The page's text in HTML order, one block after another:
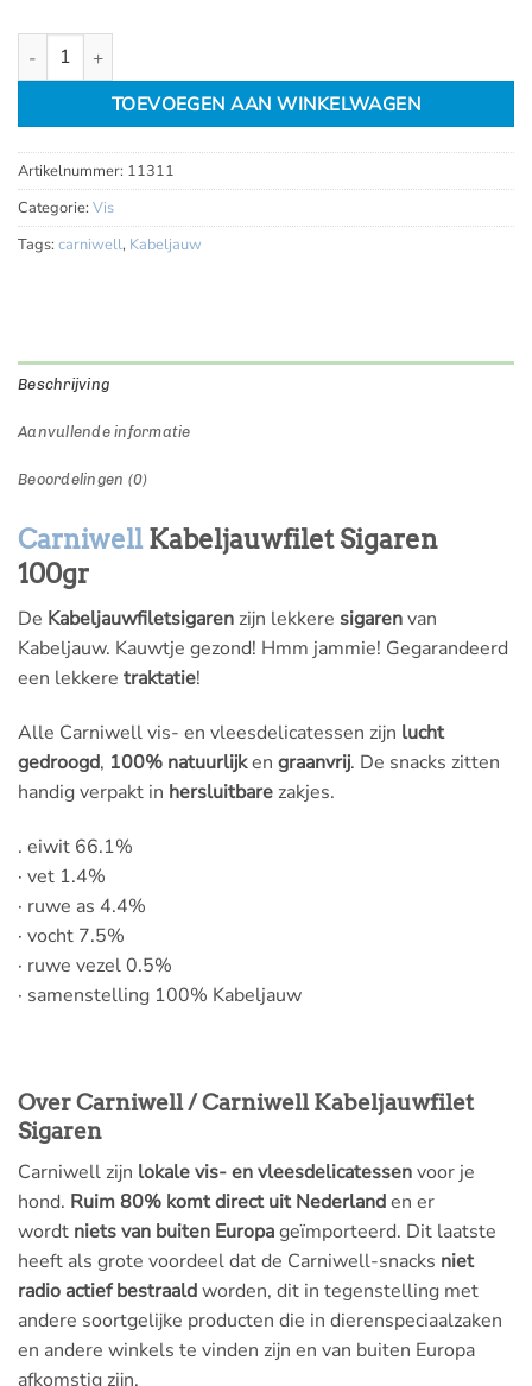
Carniwell Kabeljauwfilet Sigaren 100gr aantal
TOEVOEGEN AAN WINKELWAGEN
Artikelnummer: 11311
Categorie: Vis
Tags: carniwell, Kabeljauw
Beschrijving
Aanvullende informatie
Beoordelingen (0)
Carniwell Kabeljauwfilet Sigaren
100gr
De Kabeljauwfiletsigaren zijn lekkere sigarenvan
Kabeljauw. Kauwtje gezond! Hmm jammie! Gegarandeerd
een lekkere traktatie!
Alle Carniwell vis- en vleesdelicatessen zijn lucht
gedroogd, 100% natuurlijken graanvrij. De snacks zitten
handig verpakt in hersluitbare zakjes.
. eiwit 66.1%
· vet 1.4%
· ruwe as 4.4%
· vocht 7.5%
· ruwe vezel 0.5%
· samenstelling 100% Kabeljauw
Over Carniwell / Carniwell Kabeljauwfilet
Sigaren
Carniwell zijn lokale vis- en vleesdelicatessenvoor je
hond. Ruim 80% komt direct uit Nederlanden er
wordt niets van buiten Europageïmporteerd. Dit laatste
heeft als grote voordeel dat de Carniwell-snacks niet
radio actief bestraaldworden, dit in tegenstelling met
andere soortgelijke producten die in dierenspeciaalzaken
en andere winkels te vinden zijn en van buiten Europa
afkomstig zijn.